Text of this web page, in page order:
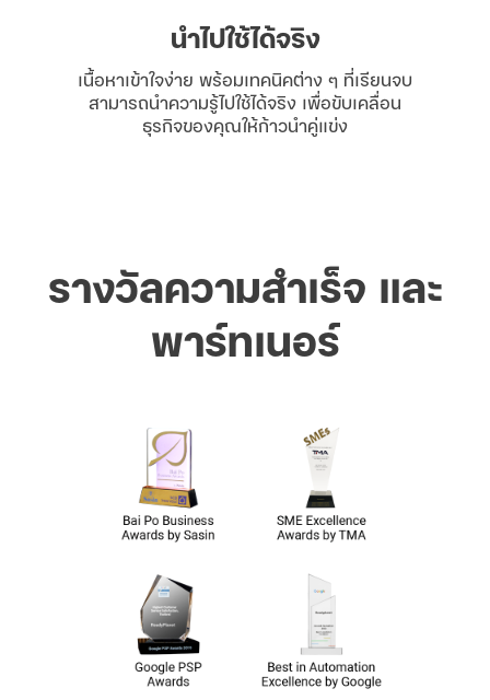
นำไปใช้ได้จริง
เนื้อหาเข้าใจง่าย พร้อมเทคนิคต่าง ๆ ที่เรียนจบ
สามารถนำความรู้ไปใช้ได้จริง เพื่อขับเคลื่อน
ธุรกิจของคุณให้ก้าวนำคู่แข่ง
รางวัลความสำเร็จ และ
พาร์ทเนอร์